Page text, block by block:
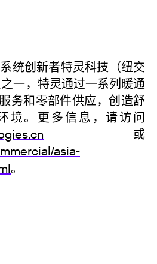
创新者特灵科技（纽交
一，特灵通过一系列暖通
务和零部件供应，创造舒
境。更多信息，请访问
或
asia-
。